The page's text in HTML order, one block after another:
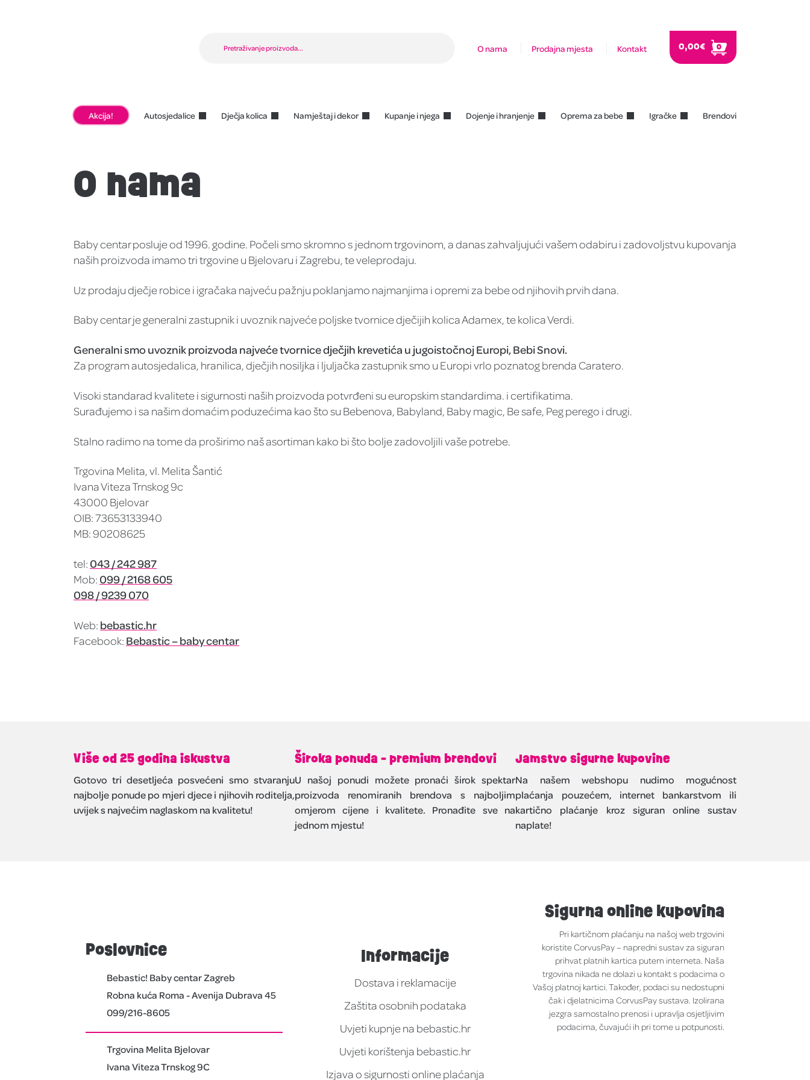
O nama Prodajna mjesta Kontakt 0,00€ 0
Akcija! Autosjedalice Dječja kolica Namještaj i dekor Kupanje i njega Dojenje i hranjenje Oprema za bebe Igračke Brendovi
O nama
Baby centar posluje od 1996. godine. Počeli smo skromno s jednom trgovinom, a danas zahvaljujući vašem odabiru i zadovoljstvu kupovanja
naših proizvoda imamo tri trgovine u Bjelovaru i Zagrebu, te veleprodaju.
Uz prodaju dječje robice i igračaka najveću pažnju poklanjamo najmanjima i opremi za bebe od njihovih prvih dana.
Baby centar je generalni zastupnik i uvoznik najveće poljske tvornice dječijih kolica Adamex, te kolica Verdi.
Generalni smo uvoznik proizvoda najveće tvornice dječjih krevetića u jugoistočnoj Europi, Bebi Snovi.
Za program autosjedalica, hranilica, dječjih nosiljka i ljuljačka zastupnik smo u Europi vrlo poznatog brenda Caratero.
Visoki standarad kvalitete i sigurnosti naših proizvoda potvrđeni su europskim standardima. i certifikatima.
Surađujemo i sa našim domaćim poduzećima kao što su Bebenova, Babyland, Baby magic, Be safe, Peg perego i drugi.
Stalno radimo na tome da proširimo naš asortiman kako bi što bolje zadovoljili vaše potrebe.
Trgovina Melita, vl. Melita Šantić
Ivana Viteza Trnskog 9c
43000 Bjelovar
OIB: 73653133940
MB: 90208625
tel: 043 / 242 987
Mob: 099 / 2168 605
098 / 9239 070
Web: bebastic.hr
Facebook: Bebastic – baby centar
Više od 25 godina iskustva
Gotovo tri desetljeća posvećeni smo stvaranju
najbolje ponude po mjeri djece i njihovih roditelja,
uvijek s najvećim naglaskom na kvalitetu!
Široka ponuda - premium brendovi
U našoj ponudi možete pronaći širok spektar
proizvoda renomiranih brendova s najboljim
omjerom cijene i kvalitete. Pronađite sve na
jednom mjestu!
Jamstvo sigurne kupovine
Na našem webshopu nudimo mogućnost
plaćanja pouzećem, internet bankarstvom ili
kartično plaćanje kroz siguran online sustav
naplate!
Poslovnice
Bebastic! Baby centar Zagreb
Robna kuća Roma - Avenija Dubrava 45
099/216-8605
Trgovina Melita Bjelovar
Ivana Viteza Trnskog 9C
Informacije
Dostava i reklamacije
Zaštita osobnih podataka
Uvjeti kupnje na bebastic.hr
Uvjeti korištenja bebastic.hr
Izjava o sigurnosti online plaćanja
Sigurna online kupovina
Pri kartičnom plaćanju na našoj web trgovini
koristite CorvusPay – napredni sustav za siguran
prihvat platnih kartica putem interneta. Naša
trgovina nikada ne dolazi u kontakt s podacima o
Vašoj platnoj kartici. Također, podaci su nedostupni
čak i djelatnicima CorvusPay sustava. Izolirana
jezgra samostalno prenosi i upravlja osjetljivim
podacima, čuvajući ih pri tome u potpunosti.